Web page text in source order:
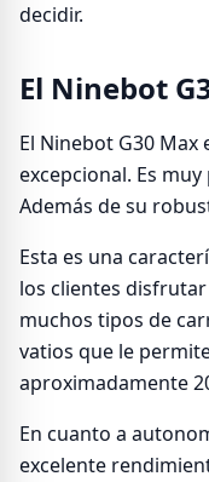
decidir.
El Ninebot
El Ninebot G30
excepcional. Es
Además de su
Esta es una
los clientes
muchos tipos de
vatios que le
aproximadamente
En cuanto a
excelente